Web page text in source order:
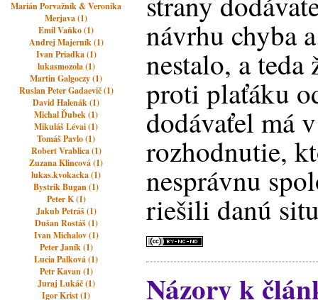
Marián Porvažník & Veronika
Merjava (1)
Emil Vaňko (1)
Andrej Majerník (1)
Ivan Priadka (1)
lukasmozola (1)
Martin Galgoczy (1)
Ruslan Peter Gadaevič (1)
David Halenák (1)
Michal Ďubek (1)
Mikuláš Lévai (1)
Tomáš Pavlo (1)
Robert Vrablica (1)
Zuzana Klincová (1)
lukas.kvokacka (1)
Bystrik Bugan (1)
Peter K (1)
Jakub Petráš (1)
Dušan Rostáš (1)
Ivan Michalov (1)
Peter Janík (1)
Lucia Palková (1)
Petr Kavan (1)
Juraj Lukáč (1)
Igor Krist (1)
návrhu chyba
nestalo, a teda
proti plaťáku
dodávaťel má
rozhodnutie,
nesprávnu
riešili danú
Názory k